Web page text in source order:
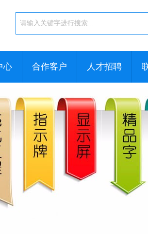
心 合作客户 人才招聘